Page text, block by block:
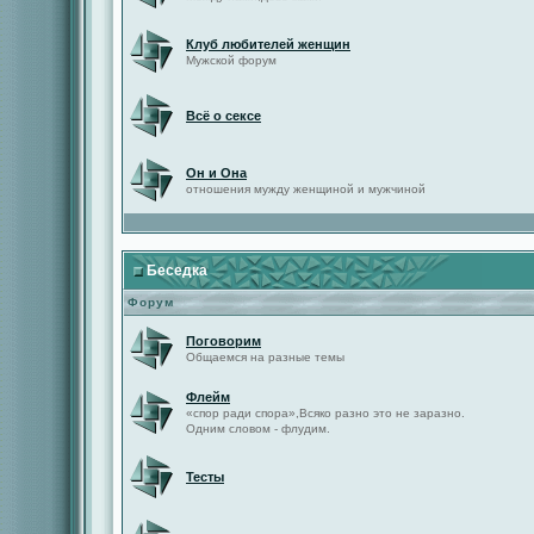
Клуб любителей женщин
Мужской форум
Всё о сексе
Он и Она
отношения мужду женщиной и мужчиной
Беседка
Форум
Поговорим
Общаемся на разные темы
Флейм
«спор ради спора»,Всяко разно это не заразно.
Одним словом - флудим.
Тесты